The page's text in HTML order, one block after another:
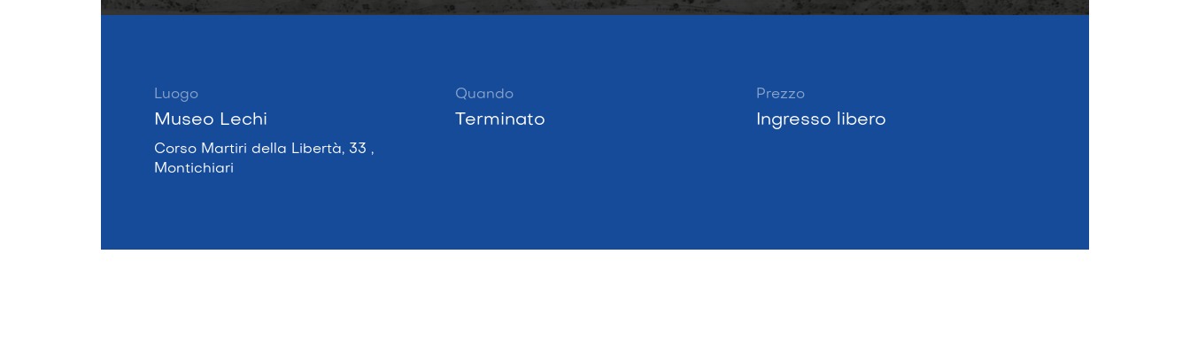
Luogo
Museo Lechi
Corso Martiri della Libertà, 33 ,
Montichiari
Quando
Terminato
Prezzo
Ingresso libero